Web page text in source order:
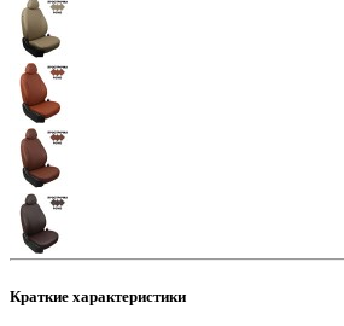
Краткие характеристики